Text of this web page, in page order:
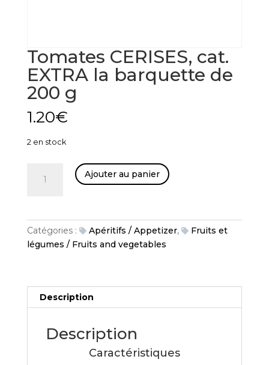
Tomates CERISES, cat.
EXTRA la barquette de
200 g
1.20€
2 en stock
cat.
EXTRA
200
g
Ajouter au panier
Catégories : Apéritifs / Appetizer,
Fruits et
légumes / Fruits and vegetables
Description
Description
Caractéristiques